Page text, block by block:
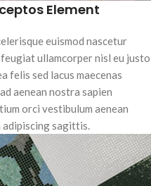
Element
euismod nascetur
ullamcorper nisl eu justo
felis sed lacus maecenas
aenean nostra sapien
orci vestibulum aenean
adipiscing sagittis.